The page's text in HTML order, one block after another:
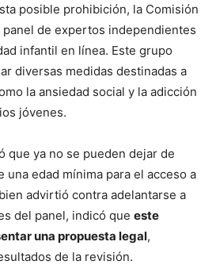
posible prohibición, la Comisión
panel de expertos independientes
infantil en línea. Este grupo
diversas medidas destinadas a
la ansiedad social y la adicción
jóvenes.
que ya no se pueden dejar de
una edad mínima para el acceso a
advirtió contra adelantarse a
del panel, indicó que este
una propuesta legal,
de la revisión.